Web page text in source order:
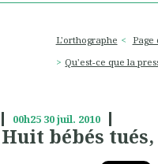
L'orthographe
Page
Qu'est-ce que la
00h25 30juil. 2010
Huit bébés